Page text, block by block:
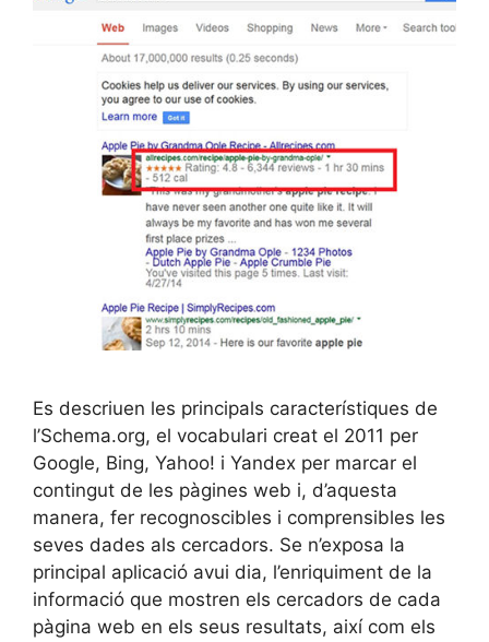
Es descriuen les principals característiques de
l’Schema.org, el vocabulari creat el 2011 per
Google, Bing, Yahoo! i Yandex per marcar el
contingut de les pàgines web i, d’aquesta
manera, fer recognoscibles i comprensibles les
seves dades als cercadors. Se n’exposa la
principal aplicació avui dia, l’enriquiment de la
informació que mostren els cercadors de cada
pàgina web en els seus resultats, així com els